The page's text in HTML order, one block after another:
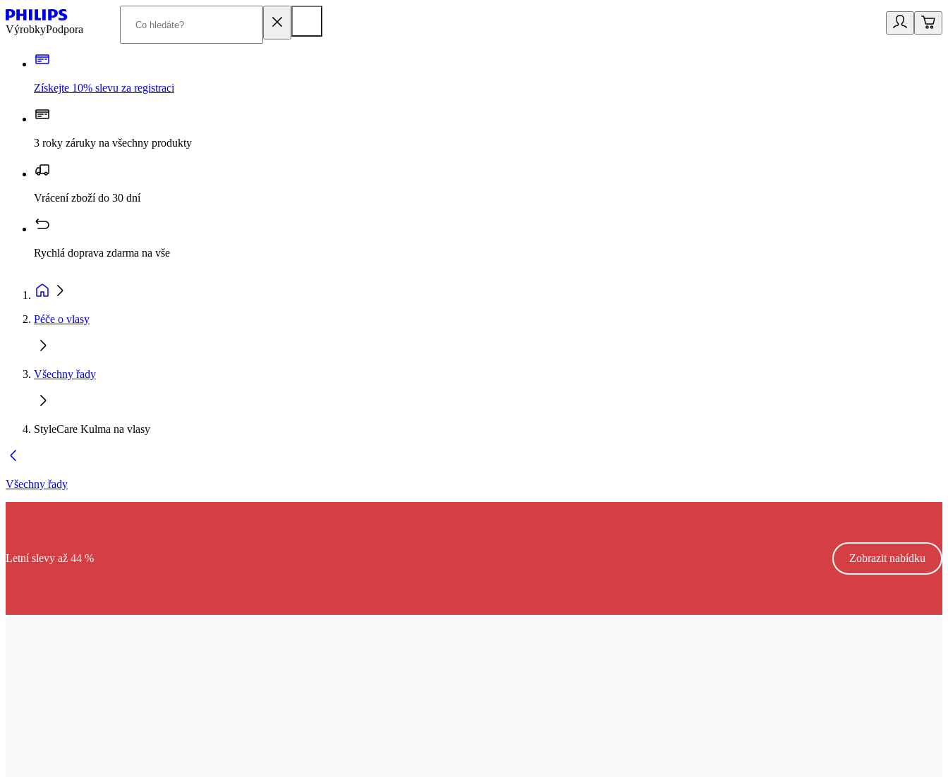
VýrobkyPodpora
Získejte 10% slevu za registraci
3 roky záruky na všechny produkty
Vrácení zboží do 30 dní
Rychlá doprava zdarma na vše
Péče o vlasy
Všechny řady
StyleCare Kulma na vlasy
Všechny řady
Letní slevy až 44 % Zobrazit nabídku